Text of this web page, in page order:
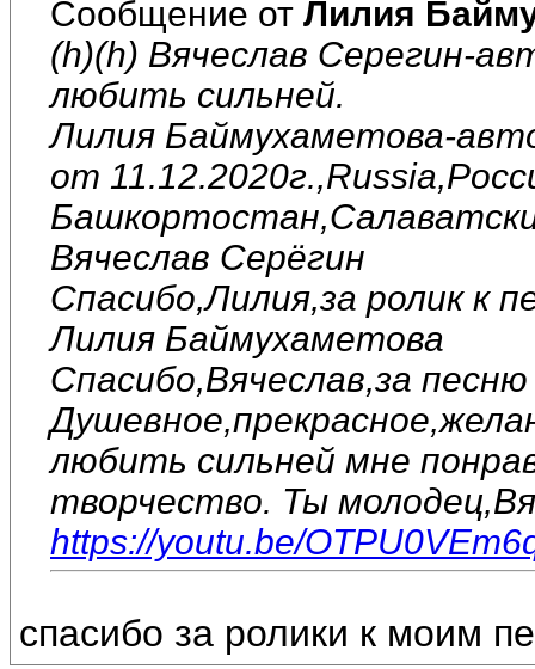
Сообщение от Лилия
(h)(h) Вячеслав Серегин-
любить сильней.
Лилия Баймухаметова-
от
Вячеслав Серёгин
Спасибо,Лилия,за ролик к
Лилия Баймухаметова
Спасибо,Вячеслав,за песню
любить сильней мне
творчество. Ты
https://youtu.be/
спасибо за ролики к моим